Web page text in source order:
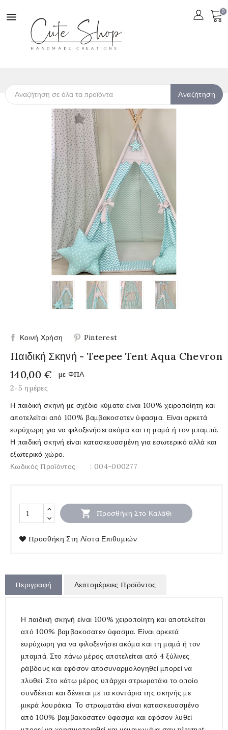
 0
Αναζήτηση
Κοινή Χρήση Pinterest
Παιδική Σκηνή - Teepee Tent Aqua Chevron
140,00 €
με ΦΠΑ
2-5 ημέρες
Η παιδική σκηνή με σχέδιο κύματα είναι 100% χειροποίητη και
αποτελείται από 100% βαμβακοσατεν ύφασμα. Είναι αρκετά
ευρύχωρη για να φιλοξενήσει ακόμα και τη μαμά ή τον μπαμπά.
Η παιδική σκηνή είναι κατασκευασμένη για εσωτερικό αλλά και
εξωτερικό χώρο.
Κωδικός Προϊόντος
: 004-000277
 Προσθήκη Στο Καλάθι
Προσθήκη Στη Λίστα Επιθυμιών
Περιγραφή Λεπτομέρειες Προϊόντος
Η παιδική σκηνή είναι 100% χειροποίητη και αποτελείται
από 100% βαμβακοσατεν ύφασμα. Είναι αρκετά
ευρύχωρη για να φιλοξενήσει ακόμα και τη μαμά ή τον
μπαμπά. Στο πάνω μέρος αποτελείται από 4 ξύλινες
ράβδους και εφόσον αποσυναρμολογηθεί μπορεί να
πλυθεί. Στο κάτω μέρος υπάρχει στρωματάκι το οποίο
συνδέεται και δένεται με τα κοντάρια της σκηνής με
μικρά λουράκια. Το στρωματάκι είναι κατασκευασμένο
από 100% βαμβακοσατεν ύφασμα και εφόσον λυθεί